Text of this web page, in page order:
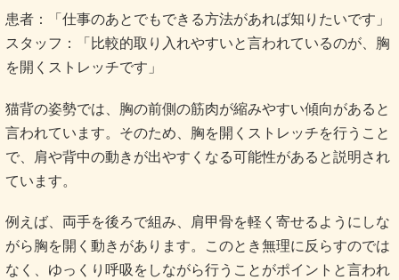
患者：「仕事のあとでもできる方法があれば知りたいです」
スタッフ：「比較的取り入れやすいと言われているのが、胸
を開くストレッチです」
猫背の姿勢では、胸の前側の筋肉が縮みやすい傾向があると
言われています。そのため、胸を開くストレッチを行うこと
で、肩や背中の動きが出やすくなる可能性があると説明され
ています。
例えば、両手を後ろで組み、肩甲骨を軽く寄せるようにしな
がら胸を開く動きがあります。このとき無理に反らすのでは
なく、ゆっくり呼吸をしながら行うことがポイントと言われ